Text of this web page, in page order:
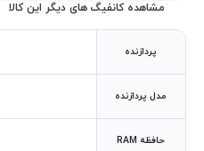
مشاهده کانفیگ های دیگر این کالا
پردازنده
مدل پردازنده
حافظه RAM